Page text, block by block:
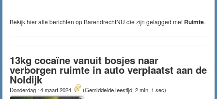
Bekijk hier alle berichten op BarendrechtNU die zijn getagged met Ruimte.
13kg cocaïne vanuit bosjes naar
verborgen ruimte in auto verplaatst aan de
Noldijk
Donderdag 14 maart 2024 (Gemiddelde leestijd: 2 min, 1 sec)